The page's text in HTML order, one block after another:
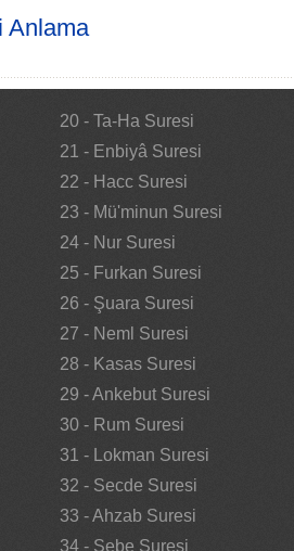
Anlama
20 - Ta-Ha Suresi
21 - Enbiyâ Suresi
22 - Hacc Suresi
23 - Mü'minun Suresi
24 - Nur Suresi
25 - Furkan Suresi
26 - Şuara Suresi
27 - Neml Suresi
28 - Kasas Suresi
29 - Ankebut Suresi
30 - Rum Suresi
31 - Lokman Suresi
32 - Secde Suresi
33 - Ahzab Suresi
34 - Sebe Suresi